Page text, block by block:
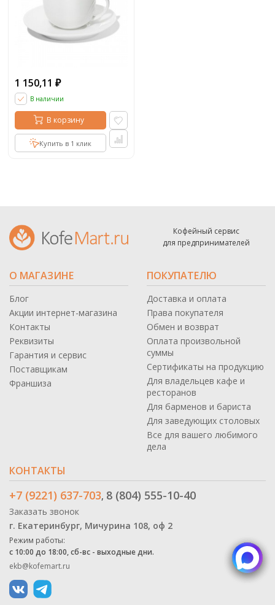
1 150,11 ₽
В наличии
В корзину
Купить в 1 клик
Кофейный сервис
для предпринимателей
О МАГАЗИНЕ
Блог
Акции интернет-магазина
Контакты
Реквизиты
Гарантия и сервис
Поставщикам
Франшиза
ПОКУПАТЕЛЮ
Доставка и оплата
Права покупателя
Обмен и возврат
Оплата произвольной
суммы
Сертификаты на продукцию
Для владельцев кафе и
ресторанов
Для барменов и бариста
Для заведующих столовых
Все для вашего любимого
дела
КОНТАКТЫ
+7 (9221) 637-703, 8 (804) 555-10-40
Заказать звонок
г. Екатеринбург, Мичурина 108, оф 2
Режим работы:
с 10:00 до 18:00, сб-вс - выходные дни.
ekb@kofemart.ru